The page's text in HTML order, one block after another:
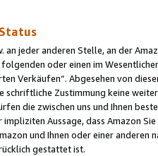
an jeder anderen Stelle, an der
oder einen im
Verkäufen“. Abgesehen von
schriftliche Zustimmung keine
die zwischen uns und Ihnen
Aussage, dass Amazon
und Ihnen oder einer
gestattet ist.